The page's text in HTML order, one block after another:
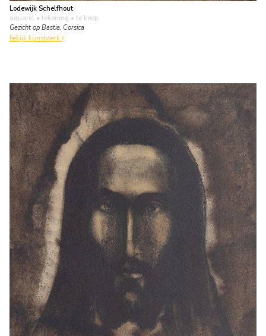
Lodewijk Schelfhout
aquarel • tekening • te koop
Gezicht op Bastia, Corsica
bekijk kunstwerk